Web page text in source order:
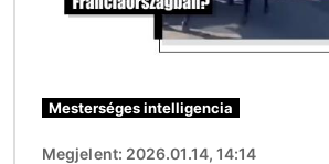
Mesterséges intelligencia
Megjelent: 2026.01.14, 14:14